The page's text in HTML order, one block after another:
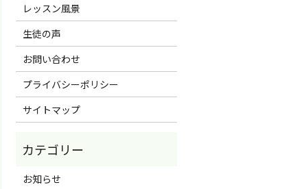
レッスン風景
生徒の声
お問い合わせ
プライバシーポリシー
サイトマップ
お知らせ